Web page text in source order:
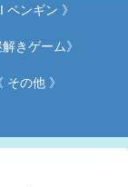
ペンギン 》
解きゲーム》
その他 》